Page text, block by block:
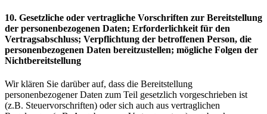
10. Gesetzliche oder vertragliche Vorschriften zur Bereitstellung
der personenbezogenen Daten; Erforderlichkeit für den
Vertragsabschluss; Verpflichtung der betroffenen Person, die
personenbezogenen Daten bereitzustellen; mögliche Folgen der
Nichtbereitstellung
Wir klären Sie darüber auf, dass die Bereitstellung
personenbezogener Daten zum Teil gesetzlich vorgeschrieben ist
(z.B. Steuervorschriften) oder sich auch aus vertraglichen